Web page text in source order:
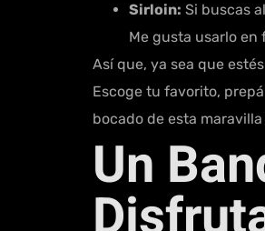
Sirloin: Si buscas
Me gusta usarlo en
Así que, ya sea que
Escoge tu favorito,
bocado de esta
Un